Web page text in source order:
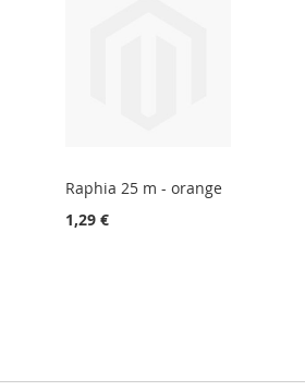
Raphia 25 m - orange
1,29 €